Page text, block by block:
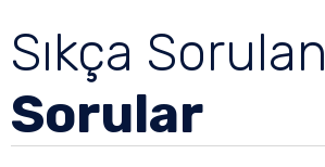
Sıkça Sorulan
Sorular